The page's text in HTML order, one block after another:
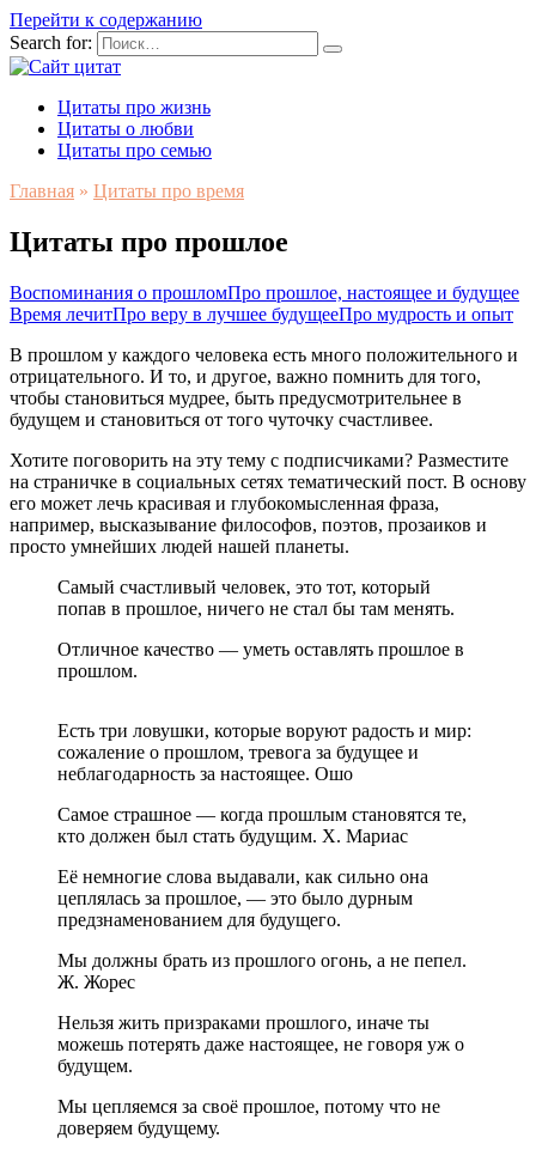
Перейти к содержанию
Search for:
Цитаты про жизнь
Цитаты о любви
Цитаты про семью
Главная » Цитаты про время
Цитаты про прошлое
Воспоминания о прошломПро прошлое, настоящее и будущее
Время лечитПро веру в лучшее будущееПро мудрость и опыт
В прошлом у каждого человека есть много положительного и
отрицательного. И то, и другое, важно помнить для того,
чтобы становиться мудрее, быть предусмотрительнее в
будущем и становиться от того чуточку счастливее.
Хотите поговорить на эту тему с подписчиками? Разместите
на страничке в социальных сетях тематический пост. В основу
его может лечь красивая и глубокомысленная фраза,
например, высказывание философов, поэтов, прозаиков и
просто умнейших людей нашей планеты.
Самый счастливый человек, это тот, который
попав в прошлое, ничего не стал бы там менять.
Отличное качество — уметь оставлять прошлое в
прошлом.
Есть три ловушки, которые воруют радость и мир:
сожаление о прошлом, тревога за будущее и
неблагодарность за настоящее. Ошо
Самое страшное — когда прошлым становятся те,
кто должен был стать будущим. Х. Мариас
Её немногие слова выдавали, как сильно она
цеплялась за прошлое, — это было дурным
предзнаменованием для будущего.
Мы должны брать из прошлого огонь, а не пепел.
Ж. Жорес
Нельзя жить призраками прошлого, иначе ты
можешь потерять даже настоящее, не говоря уж о
будущем.
Мы цепляемся за своё прошлое, потому что не
доверяем будущему.